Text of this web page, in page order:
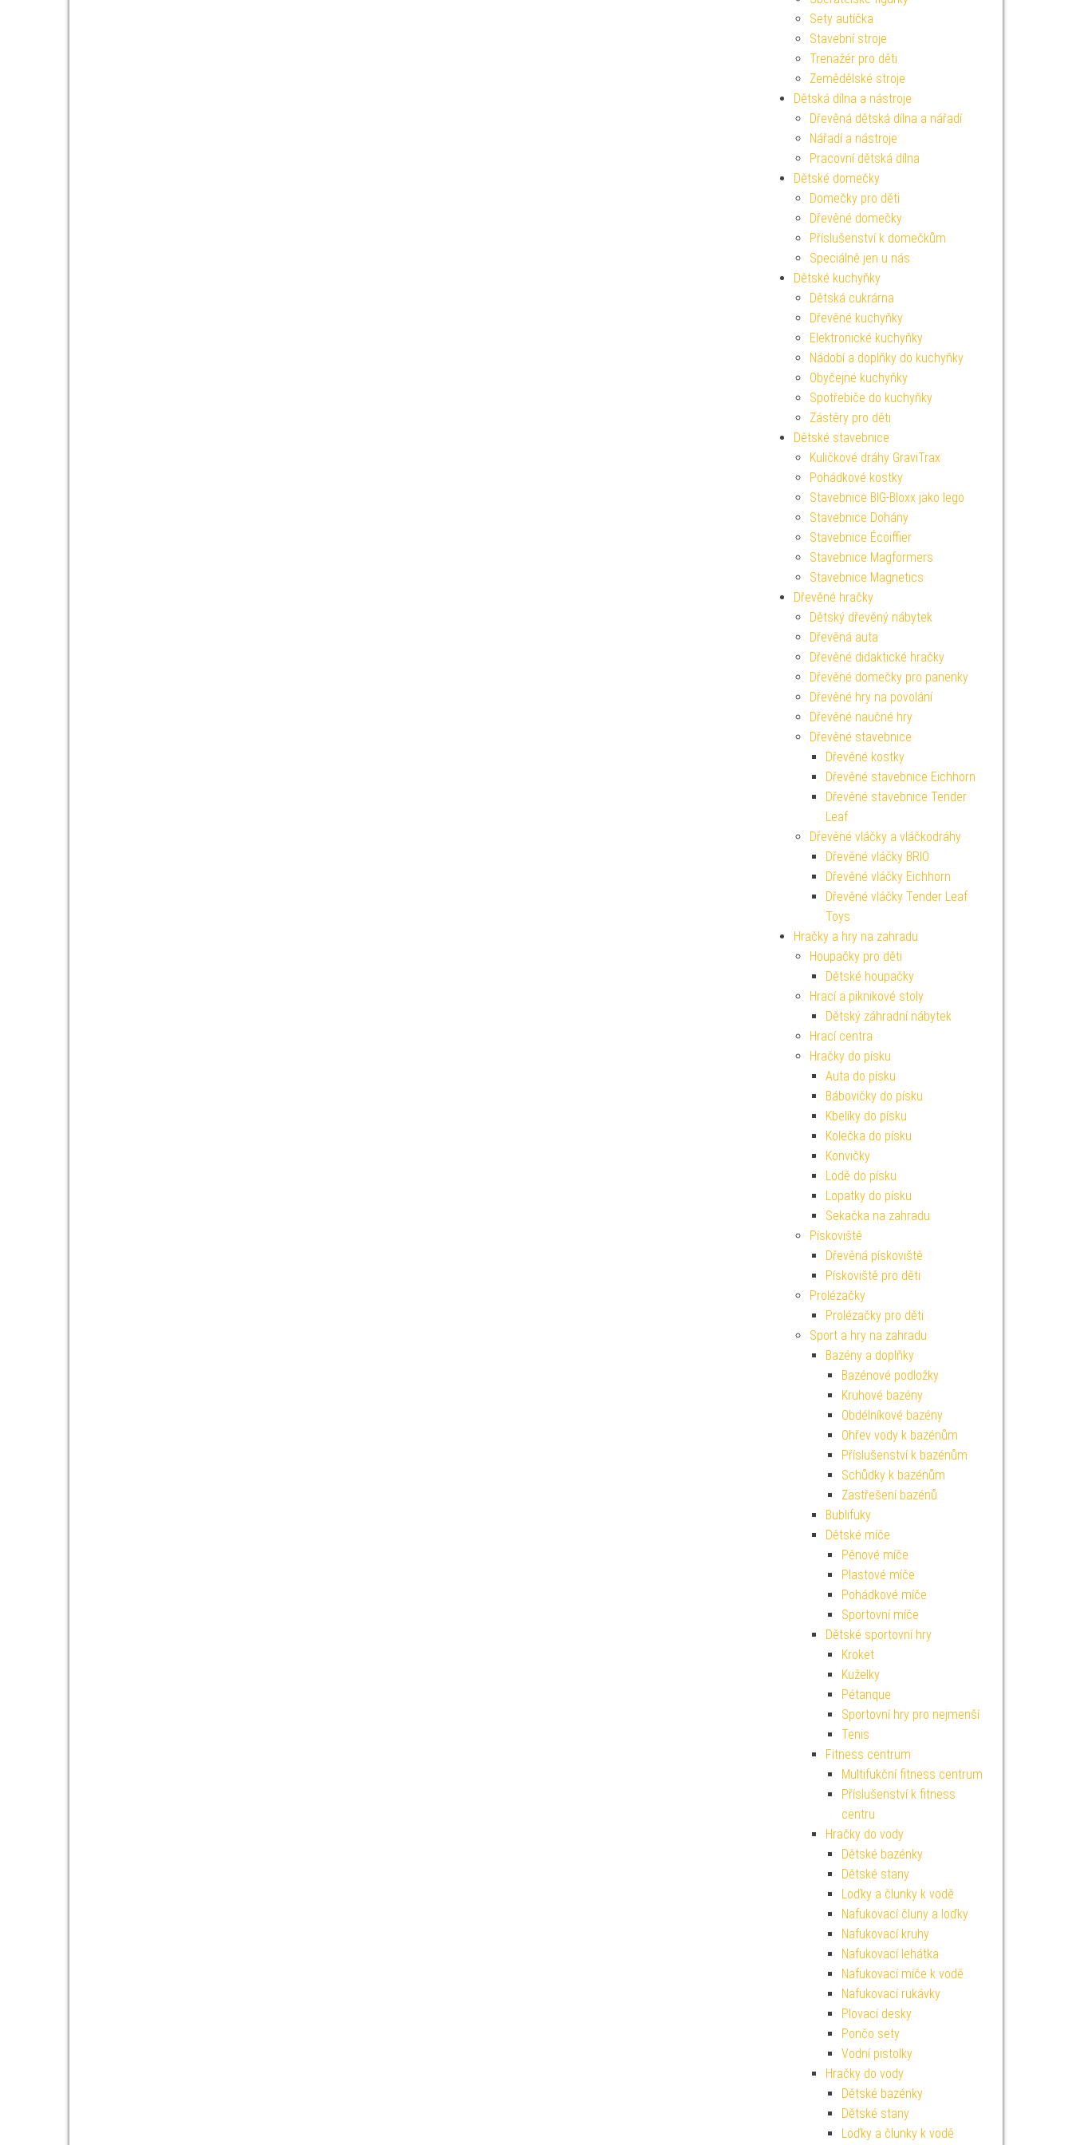
Sety autíčka
Stavební stroje
Trenažér pro děti
Zemědělské stroje
Dětská dílna a nástroje
Dřevěná dětská dílna a nářadí
Nářadí a nástroje
Pracovní dětská dílna
Dětské domečky
Domečky pro děti
Dřevěné domečky
Příslušenství k domečkům
Speciálně jen u nás
Dětské kuchyňky
Dětská cukrárna
Dřevěné kuchyňky
Elektronické kuchyňky
Nádobí a doplňky do kuchyňky
Obyčejné kuchyňky
Spotřebiče do kuchyňky
Zástěry pro děti
Dětské stavebnice
Kuličkové dráhy GraviTrax
Pohádkové kostky
Stavebnice BIG-Bloxx jako lego
Stavebnice Dohány
Stavebnice Écoiffier
Stavebnice Magformers
Stavebnice Magnetics
Dřevěné hračky
Dětský dřevěný nábytek
Dřevěná auta
Dřevěné didaktické hračky
Dřevěné domečky pro panenky
Dřevěné hry na povolání
Dřevěné naučné hry
Dřevěné stavebnice
Dřevěné kostky
Dřevěné stavebnice Eichhorn
Dřevěné stavebnice Tender
Leaf
Dřevěné vláčky a vláčkodráhy
Dřevěné vláčky BRIO
Dřevěné vláčky Eichhorn
Dřevěné vláčky Tender Leaf
Toys
Hračky a hry na zahradu
Houpačky pro děti
Dětské houpačky
Hrací a piknikové stoly
Dětský záhradní nábytek
Hrací centra
Hračky do písku
Auta do písku
Bábovičky do písku
Kbelíky do písku
Kolečka do písku
Konvičky
Lodě do písku
Lopatky do písku
Sekačka na zahradu
Pískoviště
Dřevěná pískoviště
Pískoviště pro děti
Prolézačky
Prolézačky pro děti
Sport a hry na zahradu
Bazény a doplňky
Bazénové podložky
Kruhové bazény
Obdélníkové bazény
Ohřev vody k bazénům
Příslušenství k bazénům
Schůdky k bazénům
Zastřešení bazénů
Bublifuky
Dětské míče
Pěnové míče
Plastové míče
Pohádkové míče
Sportovní míče
Dětské sportovní hry
Kroket
Kuželky
Pétanque
Sportovní hry pro nejmenší
Tenis
Fitness centrum
Multifukční fitness centrum
Příslušenství k fitness
centru
Hračky do vody
Dětské bazénky
Dětské stany
Loďky a člunky k vodě
Nafukovací čluny a loďky
Nafukovací kruhy
Nafukovací lehátka
Nafukovací míče k vodě
Nafukovací rukávky
Plovací desky
Pončo sety
Vodní pistolky
Hračky do vody
Dětské bazénky
Dětské stany
Loďky a člunky k vodě